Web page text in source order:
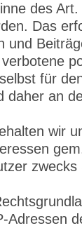
des
Das
und
für
daher an
wir
Adressen